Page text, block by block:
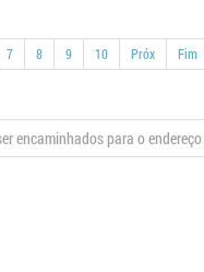
7 8 9 10 Próx Fim
encaminhados para o endereço